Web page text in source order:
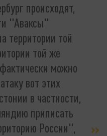
происходят,
"Аваксы"
территории той
той же
можно
вот этих
в частности,
приписать
России",